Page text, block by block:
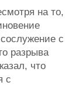
на то,
с
разрыва
что
с